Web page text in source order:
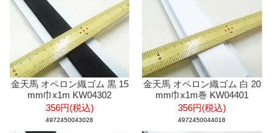
金天馬 オペロン織ゴム 黒 15
mm巾x1m KW04302
356円(税込)
4972450043028
金天馬 オペロン織ゴム 白 20
mm巾x1m巻 KW04401
356円(税込)
4972450044018